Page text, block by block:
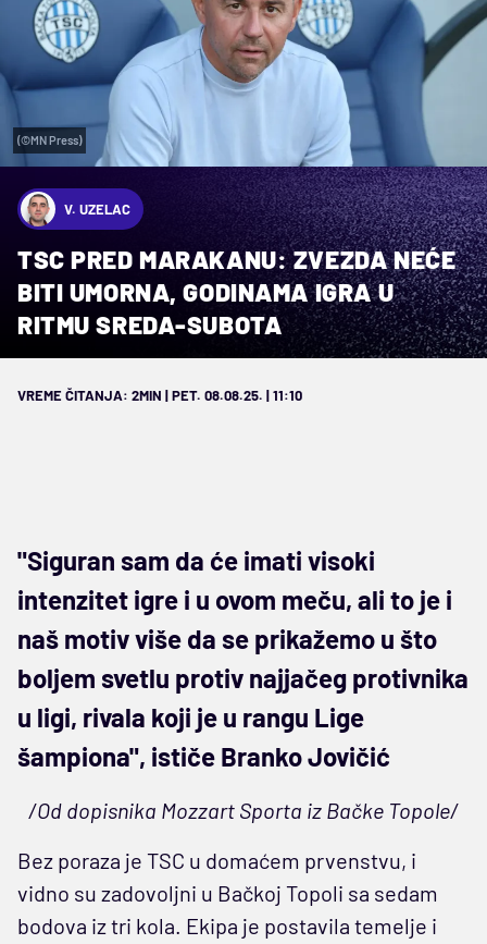
(©MN Press)
V. UZELAC
TSC PRED MARAKANU: ZVEZDA NEĆE
BITI UMORNA, GODINAMA IGRA U
RITMU SREDA-SUBOTA
VREME ČITANJA: 2MIN | PET. 08.08.25. | 11:10
"Siguran sam da će imati visoki
intenzitet igre i u ovom meču, ali to je i
naš motiv više da se prikažemo u što
boljem svetlu protiv najjačeg protivnika
u ligi, rivala koji je u rangu Lige
šampiona", ističe Branko Jovičić
/Od dopisnika Mozzart Sporta iz Bačke Topole/
Bez poraza je TSC u domaćem prvenstvu, i
vidno su zadovoljni u Bačkoj Topoli sa sedam
bodova iz tri kola. Ekipa je postavila temelje i